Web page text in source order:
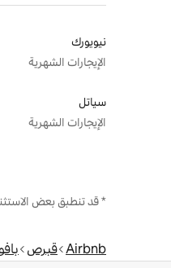
نيويورك
الإيجارات الشهرية
سياتل
الإيجارات الشهرية
* قد تنطبق بعض
Airbnb قبرص